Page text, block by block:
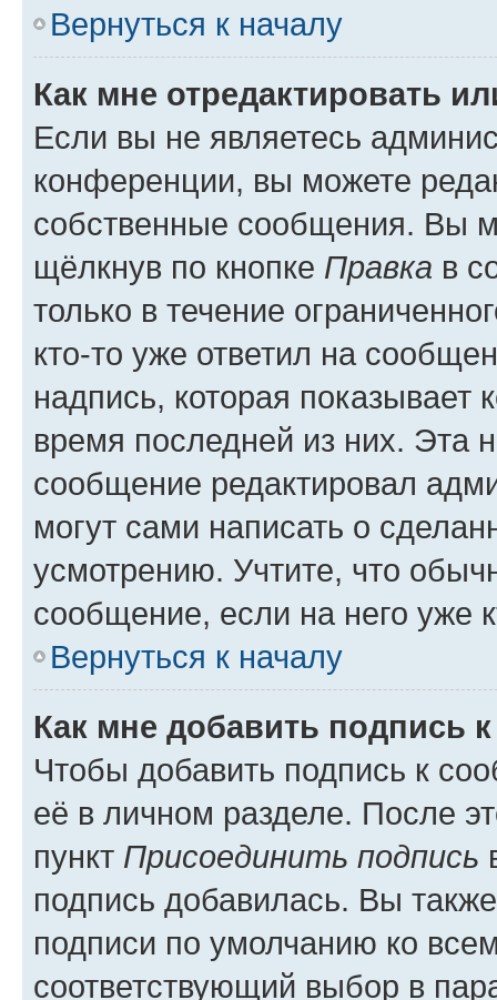
Вернуться к началу
Как мне отредактировать
Если вы не являетесь
конференции, вы можете
собственные сообщения. Вы
щёлкнув по кнопке Правка в
только в течение
кто-то уже ответил на
надпись, которая показывает
время последней из них. Эта
сообщение редактировал
могут сами написать о
усмотрению. Учтите, что
сообщение, если на него уже
Вернуться к началу
Как мне добавить подпись
Чтобы добавить подпись к
её в личном разделе. После
пункт Присоединить подпись
подпись добавилась. Вы
подписи по умолчанию ко
соответствующий выбор в